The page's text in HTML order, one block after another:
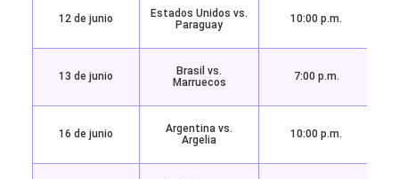
12 de junio
Estados Unidos vs.
Paraguay
10:00 p.m.
13 de junio
Brasil vs.
Marruecos
7:00 p.m.
16 de junio
Argentina vs.
Argelia
10:00 p.m.